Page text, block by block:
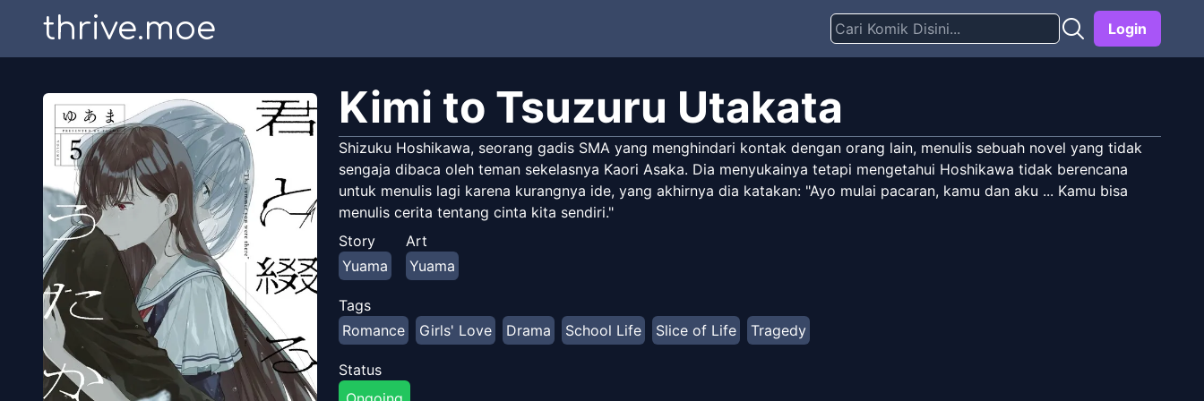
thrive.moe Login
Kimi to Tsuzuru Utakata
Shizuku Hoshikawa, seorang gadis SMA yang menghindari kontak dengan orang lain, menulis sebuah novel yang tidak
sengaja dibaca oleh teman sekelasnya Kaori Asaka. Dia menyukainya tetapi mengetahui Hoshikawa tidak berencana
untuk menulis lagi karena kurangnya ide, yang akhirnya dia katakan: "Ayo mulai pacaran, kamu dan aku ... Kamu bisa
menulis cerita tentang cinta kita sendiri."
Story
Yuama
Art
Yuama
Tags
Romance
Girls' Love Drama School Life Slice of Life Tragedy
Status